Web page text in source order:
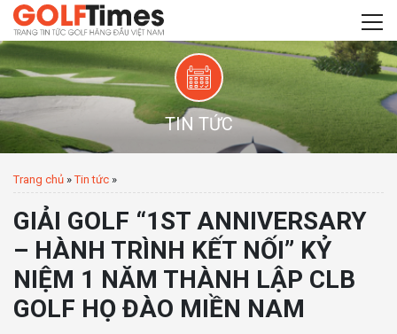
TIN TỨC
Trang chủ »Tin tức »
GIẢI GOLF “1ST ANNIVERSARY
– HÀNH TRÌNH KẾT NỐI” KỶ
NIỆM 1 NĂM THÀNH LẬP CLB
GOLF HỌ ĐÀO MIỀN NAM